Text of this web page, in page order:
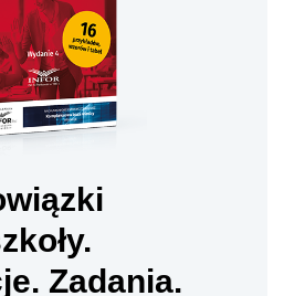
Zadania.